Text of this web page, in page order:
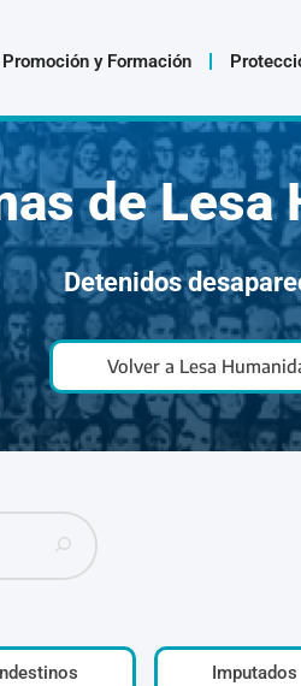
Promoción y Formación
de Lesa
Detenidos
Volver a Lesa
Imputados